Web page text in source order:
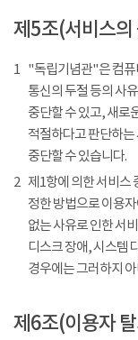
제5조(서비스의
1 "독립기념관"은 컴퓨
통신의 두절 등의 사
중단할 수 있고, 새로
적절하다고 판단하는
중단할 수 있습니다.
2 제1항에 의한 서비스
정한 방법으로 이용
없는 사유로 인한 서
디스크 장애, 시스템
경우에는 그러하지
제6조(이용자